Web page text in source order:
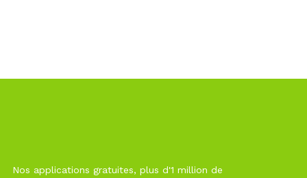
Nos applications gratuites, plus d'1 million de